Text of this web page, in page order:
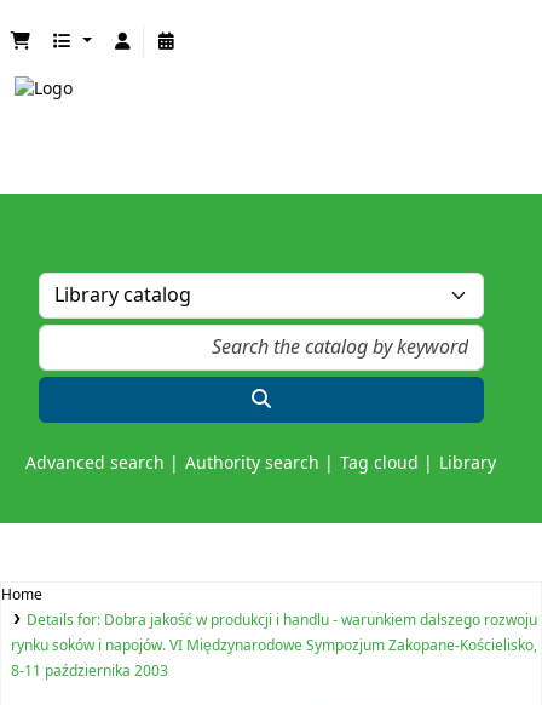
Advanced search Authority search Tag cloud Library
Home
Details for: Dobra jakość w produkcji i handlu - warunkiem dalszego rozwoju
rynku soków i napojów. VI Międzynarodowe Sympozjum Zakopane-Kościelisko,
8-11 października 2003